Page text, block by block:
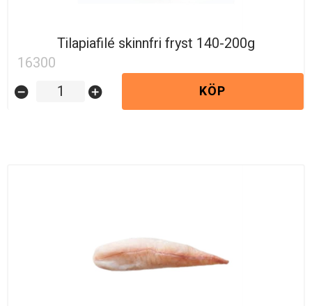
Tilapiafilé skinnfri fryst 140-200g
16300
remove_circle add_circle KÖP